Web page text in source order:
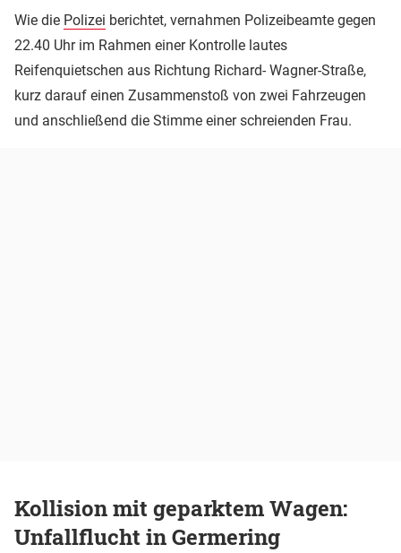
Wie die Polizei berichtet, vernahmen Polizeibeamte gegen
22.40 Uhr im Rahmen einer Kontrolle lautes
Reifenquietschen aus Richtung Richard- Wagner-Straße,
kurz darauf einen Zusammenstoß von zwei Fahrzeugen
und anschließend die Stimme einer schreienden Frau.
Kollision mit geparktem Wagen:
Unfallflucht in Germering